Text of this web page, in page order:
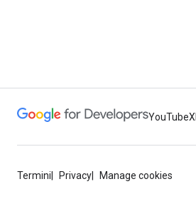
YouTubeX
Termini Privacy Manage cookies